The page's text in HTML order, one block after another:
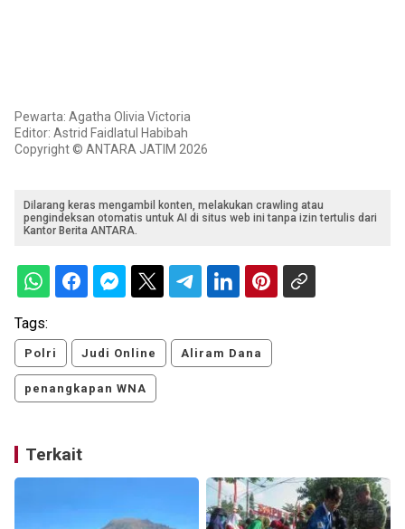
Pewarta: Agatha Olivia Victoria
Editor: Astrid Faidlatul Habibah
Copyright © ANTARA JATIM 2026
Dilarang keras mengambil konten, melakukan crawling atau
pengindeksan otomatis untuk AI di situs web ini tanpa izin tertulis dari
Kantor Berita ANTARA.
Tags:
Polri Judi Online Aliram Dana
penangkapan WNA
Terkait